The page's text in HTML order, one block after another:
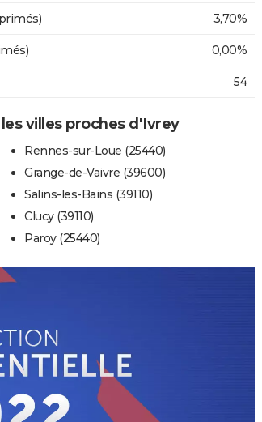
3,70%
0,00%
54
villes proches d'Ivrey
Rennes-sur-Loue (25440)
Grange-de-Vaivre (39600)
Salins-les-Bains (39110)
Clucy (39110)
Paroy (25440)